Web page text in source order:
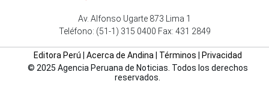
Av. Alfonso Ugarte 873 Lima 1
Teléfono: (51-1) 315 0400 Fax: 431 2849
Editora Perú Acerca de Andina Términos
Privacidad
© 2025 Agencia Peruana de Noticias. Todos los derechos
reservados.